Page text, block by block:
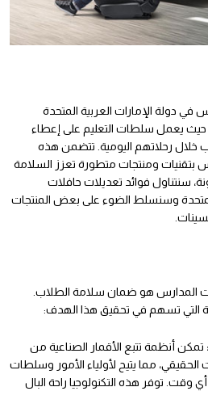
دولة الإمارات العربية المتحدة
حيث يعمل سلطات التعليم على إعطاء
خلال رحلاتهم اليومية. تتضمن هذه
بتقنيات ومنتجات متطورة تعزز السلامة
سنتناول فوائد تعديلات حافلات
وسنسلط الضوء على بعض المنتجات
المدارس هو ضمان سلامة الطلاب.
التي تسهم في تحقيق هذا الهدف:
تمكن أنظمة تتبع الأقمار الصناعية من
مما يتيح لأولياء الأمور وسلطات
وقت. توفر هذه التكنولوجيا راحة البال